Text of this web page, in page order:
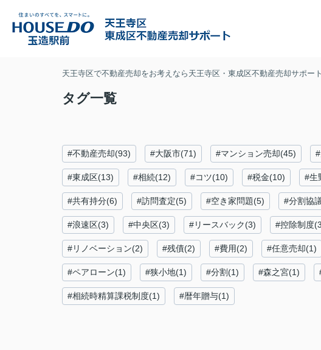
天王寺区で不動産売却をお考えなら天王寺区・東成区不動産売却サポー
タグ一覧
#不動産売却(93) #大阪市(71) #マンション売却(45)
#東成区(13) #相続(12) #コツ(10) #税金(10) #生
#共有持分(6) #訪問査定(5) #空き家問題(5) #分割協
#浪速区(3) #中央区(3) #リースバック(3) #控除制度
#リノベーション(2) #残債(2) #費用(2) #任意売却(1)
#ペアローン(1) #狭小地(1) #分割(1) #森之宮(1)
#相続時精算課税制度(1) #暦年贈与(1)